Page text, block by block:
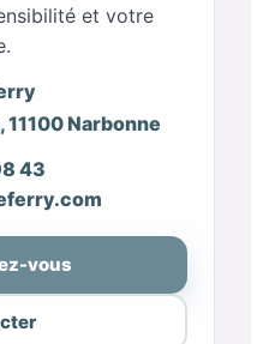
et votre
11100 Narbonne
43
vous